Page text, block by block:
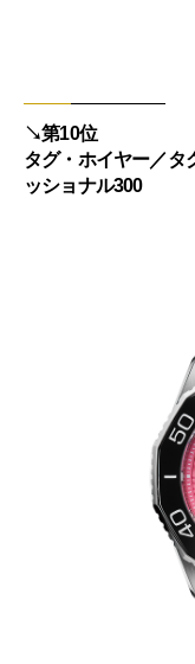
↘︎第10位
タグ・ホイヤー／タ
ッショナル300